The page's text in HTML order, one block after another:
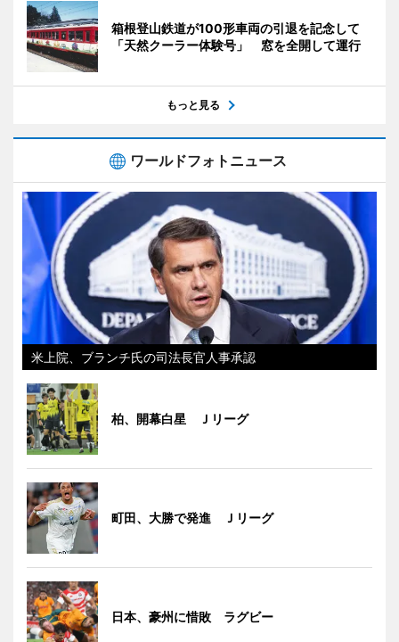
箱根登山鉄道が100形車両の引退を記念して
「天然クーラー体験号」 窓を全開して運行
もっと見る
ワールドフォトニュース
米上院、ブランチ氏の司法長官人事承認
柏、開幕白星 Ｊリーグ
町田、大勝で発進 Ｊリーグ
日本、豪州に惜敗 ラグビー